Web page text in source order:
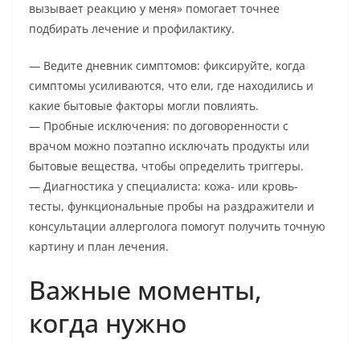
вызывает реакцию у меня» помогает точнее
подбирать лечение и профилактику.
— Ведите дневник симптомов: фиксируйте, когда
симптомы усиливаются, что ели, где находились и
какие бытовые факторы могли повлиять.
— Пробные исключения: по договоренности с
врачом можно поэтапно исключать продукты или
бытовые вещества, чтобы определить триггеры.
— Диагностика у специалиста: кожа- или кровь-
тесты, функциональные пробы на раздражители и
консультации аллерголога помогут получить точную
картину и план лечения.
Важные моменты,
когда нужно